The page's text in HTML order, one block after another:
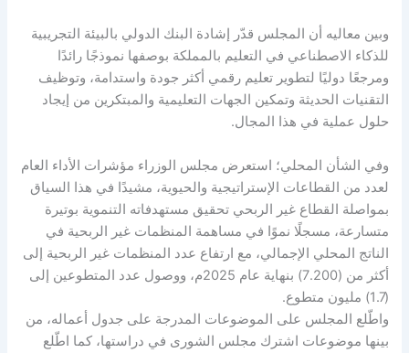
وبين معاليه أن المجلس قدّر إشادة البنك الدولي بالبيئة التجريبية
للذكاء الاصطناعي في التعليم بالمملكة بوصفها نموذجًا رائدًا
ومرجعًا دوليًا لتطوير تعليم رقمي أكثر جودة واستدامة، وتوظيف
التقنيات الحديثة وتمكين الجهات التعليمية والمبتكرين من إيجاد
حلول عملية في هذا المجال.
وفي الشأن المحلي؛ استعرض مجلس الوزراء مؤشرات الأداء العام
لعدد من القطاعات الإستراتيجية والحيوية، مشيدًا في هذا السياق
بمواصلة القطاع غير الربحي تحقيق مستهدفاته التنموية بوتيرة
متسارعة، مسجلًا نموًا في مساهمة المنظمات غير الربحية في
الناتج المحلي الإجمالي، مع ارتفاع عدد المنظمات غير الربحية إلى
أكثر من (7.200) بنهاية عام 2025م، ووصول عدد المتطوعين إلى
(1.7) مليون متطوع.
واطّلع المجلس على الموضوعات المدرجة على جدول أعماله، من
بينها موضوعات اشترك مجلس الشورى في دراستها، كما اطّلع